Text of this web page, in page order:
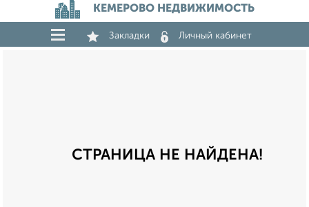
КЕМЕРОВО НЕДВИЖИМОСТЬ
Закладки Личный кабинет
СТРАНИЦА НЕ НАЙДЕНА!